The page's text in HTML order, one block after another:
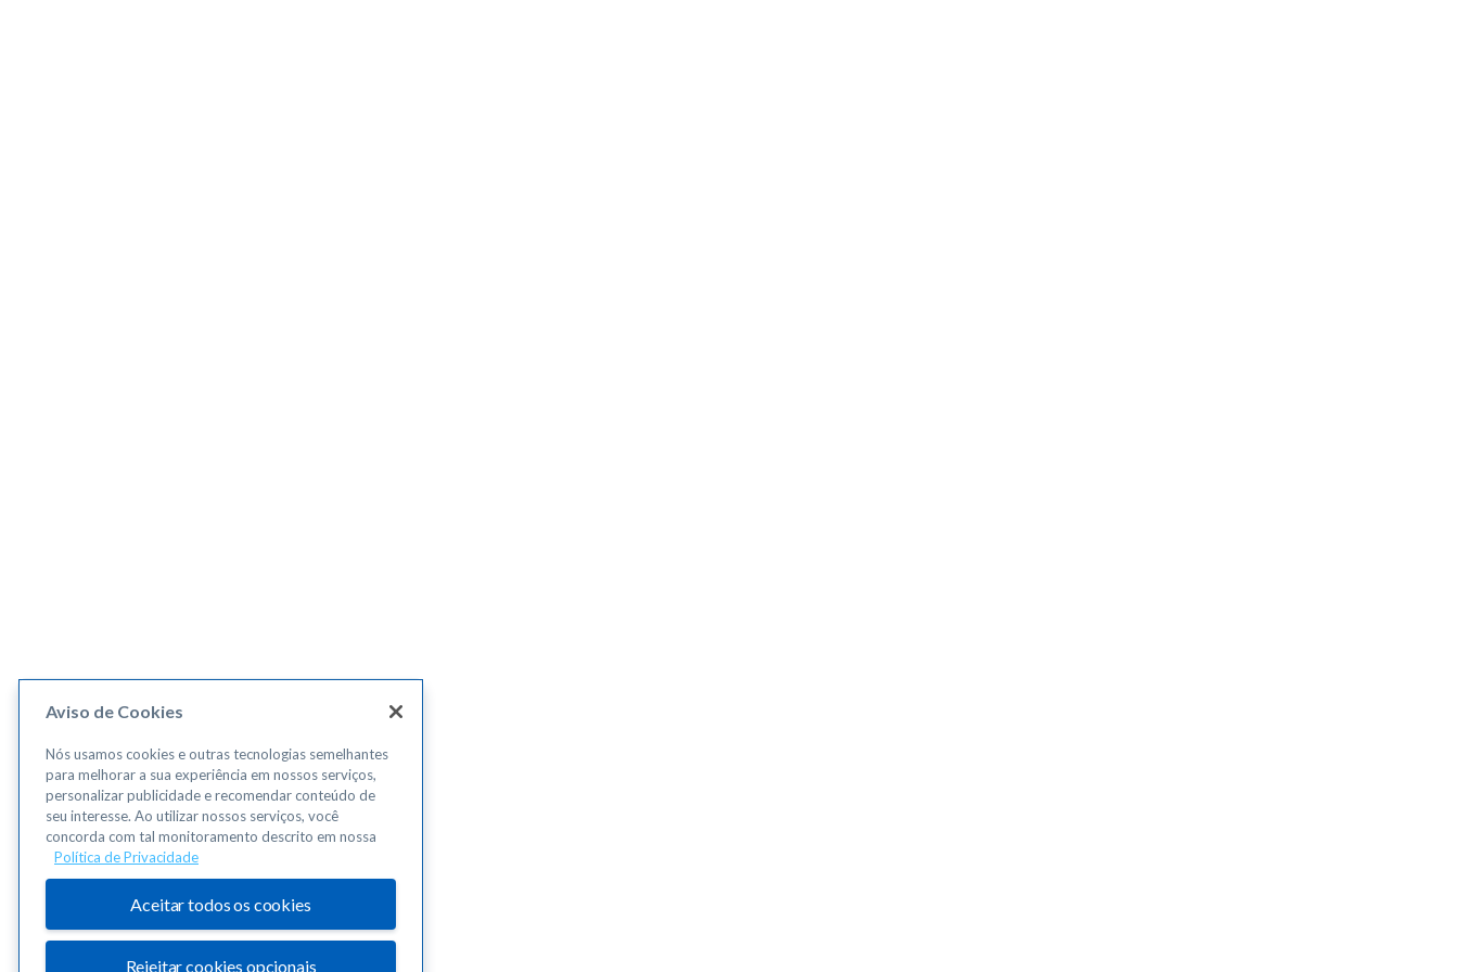
Aviso de Cookies
Nós usamos cookies e outras tecnologias semelhantes
para melhorar a sua experiência em nossos serviços,
personalizar publicidade e recomendar conteúdo de
seu interesse. Ao utilizar nossos serviços, você
concorda com tal monitoramento descrito em nossa
Política de Privacidade
Aceitar todos os cookies
Rejeitar cookies opcionais